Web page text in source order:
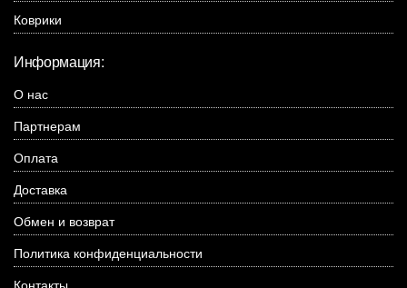
Коврики
Информация:
О нас
Партнерам
Оплата
Доставка
Обмен и возврат
Политика конфиденциальности
Контакты